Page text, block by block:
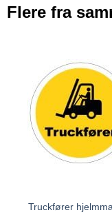
Flere fra
Truckfører